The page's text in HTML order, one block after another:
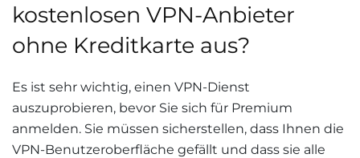
kostenlosen VPN-Anbieter
ohne Kreditkarte aus?
Es ist sehr wichtig, einen VPN-Dienst
auszuprobieren, bevor Sie sich für Premium
anmelden. Sie müssen sicherstellen, dass Ihnen die
VPN-Benutzeroberfläche gefällt und dass sie alle